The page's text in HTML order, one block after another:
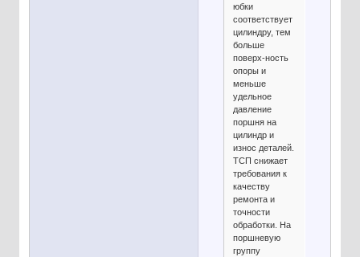
юбки
соответствует
цилиндру, тем
больше
поверх-ность
опоры и
меньше
удельное
давление
поршня на
цилиндр и
износ деталей.
ТСП снижает
требования к
качеству
ремонта и
точности
обработки. На
поршневую
группу